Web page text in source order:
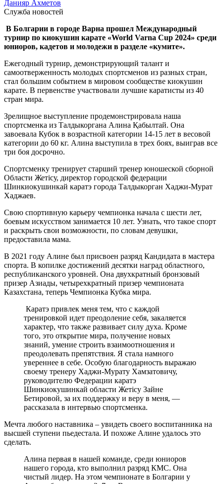
Данияр Ахметов
Служба новостей
В Болгарии в городе Варна прошел Международный
турнир по киокушин карате «World Varna Cup 2024» среди
юниоров, кадетов и молодежи в разделе «кумите».
Ежегодный турнир, демонстрирующий талант и
самоотверженность молодых спортсменов из разных стран,
стал большим событием в мировом сообществе киокушин
карате. В первенстве участвовали лучшие каратисты из 40
стран мира.
Зрелищное выступление продемонстрировала наша
спортсменка из Талдыкоргана Алина Қабылтай. Она
завоевала Кубок в возрастной категории 14-15 лет в весовой
категории до 60 кг. Алина выступила в трех боях, выиграв все
три боя досрочно.
Спортсменку тренирует старший тренер юношеской сборной
Области Жетісу, директор городской федерации
Шинкиокушинкай каратэ города Талдыкорган Хаджи-Мурат
Хаджаев.
Свою спортивную карьеру чемпионка начала с шести лет,
боевым искусством занимается 10 лет. Узнать, что такое спорт
и раскрыть свои возможности, по словам девушки,
предоставила мама.
В 2021 году Алине был присвоен разряд Кандидата в мастера
спорта. В копилке достижений десятки наград областного,
республиканского уровней. Она двухкратный бронзовый
призер Азиады, четырехкратный призер чемпионата
Казахстана, теперь Чемпионка Кубка мира.
Каратэ привлек меня тем, что с каждой
тренировкой идет преодоление себя, закаляется
характер, что также развивает силу духа. Кроме
того, это открытие мира, получение новых
знаний, умение строить взаимоотношения и
преодолевать препятствия. Я стала намного
увереннее в себе. Особую благодарность выражаю
своему тренеру Хаджи-Мурату Хамзатовичу,
руководителю Федерации каратэ
Шинкиокушинкай области Жетісу Зайне
Бетировой, за их поддержку и веру в меня, —
рассказала в интервью спортсменка.
Мечта любого наставника – увидеть своего воспитанника на
высшей ступени пьедестала. И похоже Алине удалось это
сделать.
Алина первая в нашей команде, среди юниоров
нашего города, кто выполнил разряд КМС. Она
чистый лидер. На этом чемпионате в Болгарии у